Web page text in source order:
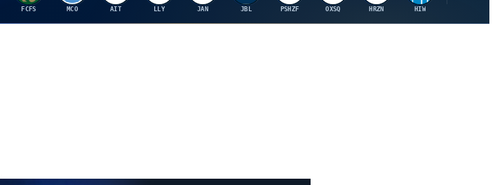
FCFS MCO AIT LLY JAN JBL PSHZF OXSQ HRZN HIW